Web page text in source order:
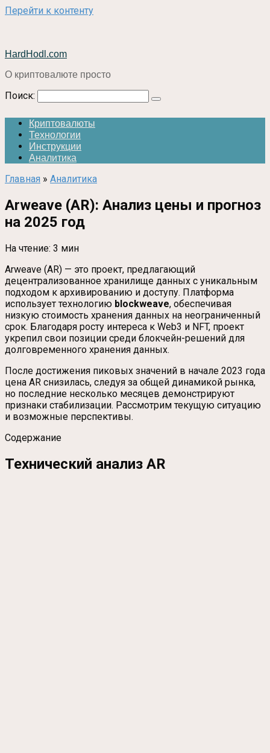
Перейти к контенту
HardHodl.com
О криптовалюте просто
Поиск:
Криптовалюты
Технологии
Инструкции
Аналитика
Главная » Аналитика
Arweave (AR): Анализ цены и прогноз
на 2025 год
На чтение: 3 мин
Arweave (AR) — это проект, предлагающий
децентрализованное хранилище данных с уникальным
подходом к архивированию и доступу. Платформа
использует технологию blockweave, обеспечивая
низкую стоимость хранения данных на неограниченный
срок. Благодаря росту интереса к Web3 и NFT, проект
укрепил свои позиции среди блокчейн-решений для
долговременного хранения данных.
После достижения пиковых значений в начале 2023 года
цена AR снизилась, следуя за общей динамикой рынка,
но последние несколько месяцев демонстрируют
признаки стабилизации. Рассмотрим текущую ситуацию
и возможные перспективы.
Содержание
Технический анализ AR